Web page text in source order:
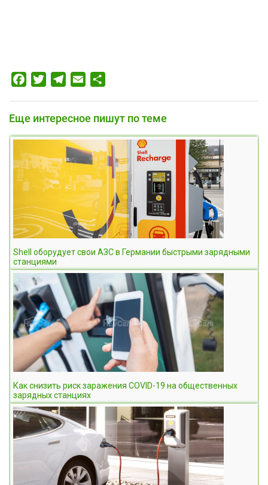
FacebookTwitterTelegram
Email
Еще интересное пишут по теме
Shell оборудует свои АЗС в Германии быстрыми зарядными
станциями
Как снизить риск заражения COVID-19 на общественных
зарядных станциях